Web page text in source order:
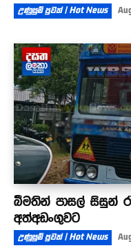
උණුසුම් පුවත් | Hot News
බීමතින් පාසල් සිසුන්
අත්අඩංගුවට
උණුසුම් පුවත් | Hot News